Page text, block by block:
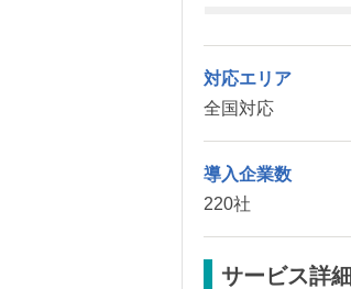
対応エリア
全国対応
導入企業数
220社
サービス詳細